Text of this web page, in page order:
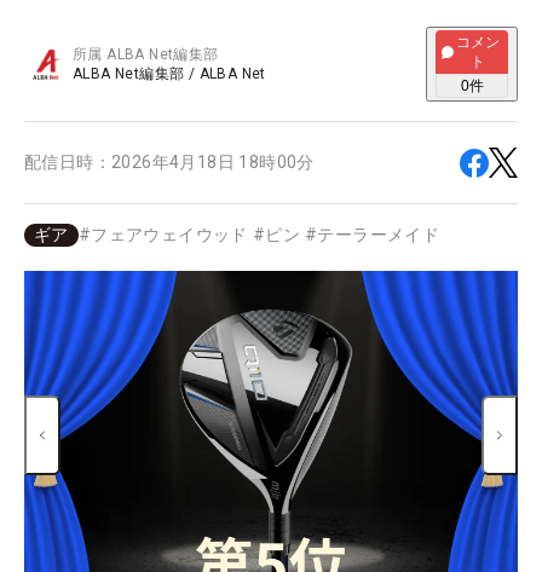
所属ALBA Net編集部
ALBA Net編集部 / ALBA Net
コメン
ト
0件
配信日時： 2026年4月18日 18時00分
ギア #フェアウェイウッド #ピン #テーラーメイド